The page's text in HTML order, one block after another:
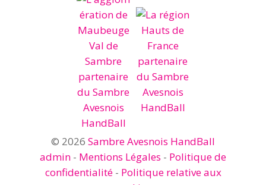
© 2026 Sambre Avesnois HandBall
admin - Mentions Légales - Politique de
confidentialité- Politique relative aux